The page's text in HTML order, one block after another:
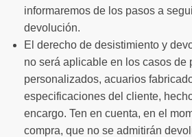
informaremos de los pasos a
devolución.
El derecho de desistimiento y
no será aplicable en los casos de
personalizados, acuarios
especificaciones del cliente,
encargo. Ten en cuenta, en el
compra, que no se admitirán